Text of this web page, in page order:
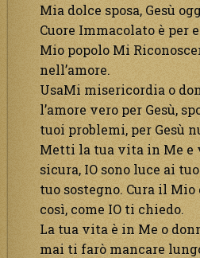
Mia dolce sposa, Gesù
Cuore Immacolato è per
Mio popolo Mi
nell’amore.
UsaMi misericordia o
l’amore vero per Gesù,
tuoi problemi, per Gesù
Metti la tua vita in Me e
sicura, IO sono luce ai
tuo sostegno. Cura il
così, come IO ti chiedo.
La tua vita è in Me o
mai ti farò mancare